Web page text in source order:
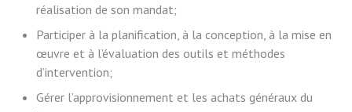
réalisation de son mandat;
Participer à la planification, à la conception, à la mise en
œuvre et à l’évaluation des outils et méthodes
d’intervention;
Gérer l’approvisionnement et les achats généraux du